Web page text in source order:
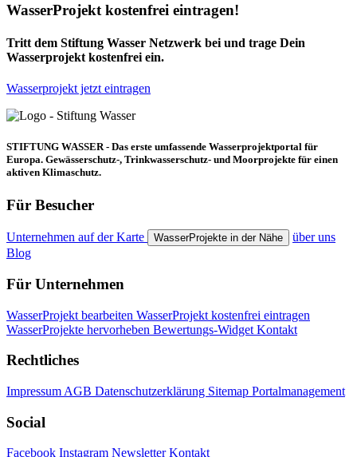
WasserProjekt kostenfrei eintragen!
Tritt dem Stiftung Wasser Netzwerk bei und trage Dein
Wasserprojekt kostenfrei ein.
Wasserprojekt jetzt eintragen
STIFTUNG WASSER - Das erste umfassende Wasserprojektportal für
Europa. Gewässerschutz-, Trinkwasserschutz- und Moorprojekte für einen
aktiven Klimaschutz.
Für Besucher
Unternehmen auf der Karte WasserProjekte in der Nähe
über uns
Blog
Für Unternehmen
WasserProjekt bearbeiten WasserProjekt kostenfrei eintragen
WasserProjekte hervorheben Bewertungs-Widget Kontakt
Rechtliches
Impressum AGB Datenschutzerklärung Sitemap Portalmanagement
Social
Facebook Instagram NewsletterKontakt